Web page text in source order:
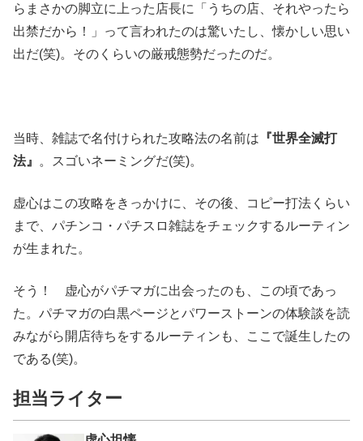
らまさかの脚立に上った店長に「うちの店、それやったら
出禁だから！」って言われたのは驚いたし、懐かしい思い
出だ(笑)。そのくらいの厳戒態勢だったのだ。
当時、雑誌で名付けられた攻略法の名前は 『世界全滅打
法』
。スゴいネーミングだ(笑)。
虚心はこの攻略をきっかけに、その後、コピー打法くらい
まで、パチンコ・パチスロ雑誌をチェックするルーティン
が生まれた。
そう！ 虚心がパチマガに出会ったのも、この頃であっ
た。パチマガの白黒ページとパワーストーンの体験談を読
みながら開店待ちをするルーティンも、ここで誕生したの
である(笑)。
担当ライター